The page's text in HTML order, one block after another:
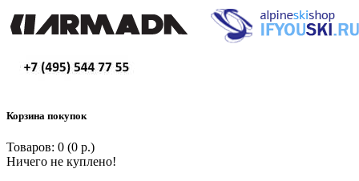
Корзина покупок
Товаров: 0 (0 р.)
Ничего не куплено!